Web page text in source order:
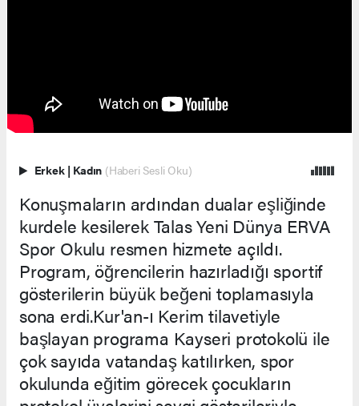
Erkek | Kadın (Haberi Sesli Oku)
Konuşmaların ardından dualar eşliğinde
kurdele kesilerek Talas Yeni Dünya ERVA
Spor Okulu resmen hizmete açıldı.
Program, öğrencilerin hazırladığı sportif
gösterilerin büyük beğeni toplamasıyla
sona erdi.Kur'an-ı Kerim tilavetiyle
başlayan programa Kayseri protokolü ile
çok sayıda vatandaş katılırken, spor
okulunda eğitim görecek çocukların